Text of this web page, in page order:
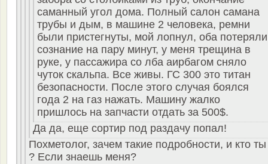
саманный угол дома. Полный салон самана
трубы и дым, в машине 2 человека, ремни
были пристегнуты, мой лопнул, оба потеряли
сознание на пару минут, у меня трещина в
руке, у пассажира со лба аирбагом сняло
чуток скальпа. Все живы. ГС 300 это титан
безопасности. После этого случая боялся
года 2 на газ нажать. Машину жалко
пришлось на запчасти отдать за 500$.
Да да, еще сортир под раздачу попал!
Похметолог, зачем такие подробности, и кто ты
? Если знаешь меня?